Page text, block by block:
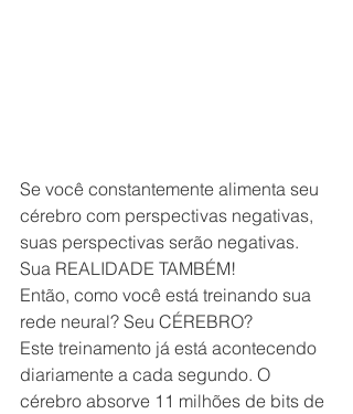
Se você constantemente alimenta seu
cérebro com perspectivas negativas,
suas perspectivas serão negativas.
Sua REALIDADE TAMBÉM!
Então, como você está treinando sua
rede neural? Seu CÉREBRO?
Este treinamento já está acontecendo
diariamente a cada segundo. O
cérebro absorve 11 milhões de bits de